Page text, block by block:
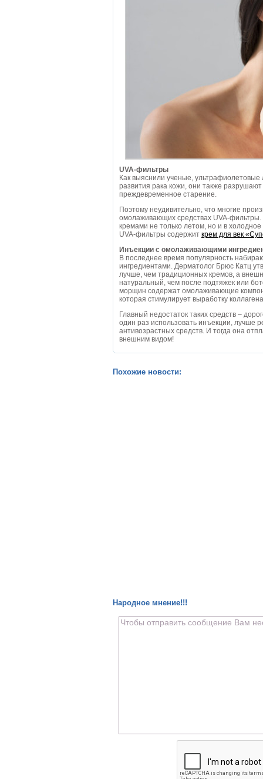
UVA-фильтры
Как выяснили ученые,
развития рака кожи, они также
преждевременное старение.
Поэтому неудивительно, что многие
омолаживающих средствах UVA-фильтры.
кремами не только летом, но и в
UVA-фильтры содержит крем для век
Инъекции с омолаживающими
В последнее время популярность
ингредиентами. Дерматолог Брюс Катц
лучше, чем традиционных кремов, а
натуральный, чем после подтяжек или
морщин содержат омолаживающие
которая стимулирует выработку
Главный недостаток таких средств –
один раз использовать инъекции, лучше
антивозрастных средств. И тогда она
внешним видом!
Похожие новости:
Народное мнение!!!